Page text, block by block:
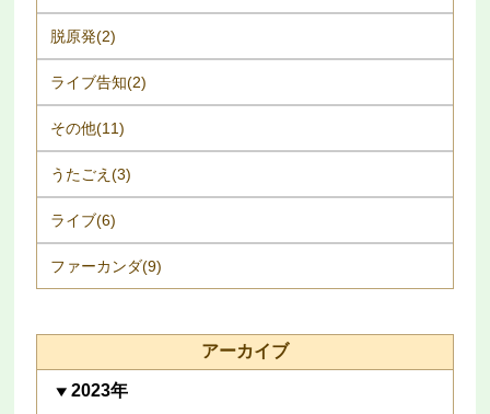
脱原発(2)
ライブ告知(2)
その他(11)
うたごえ(3)
ライブ(6)
ファーカンダ(9)
アーカイブ
2023年